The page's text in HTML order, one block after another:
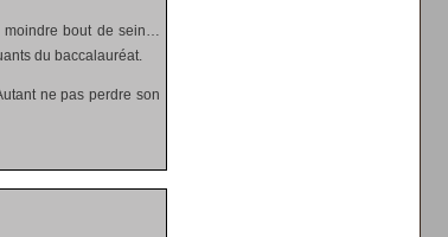
bout de sein…
du baccalauréat.
ne pas perdre son